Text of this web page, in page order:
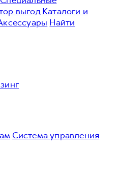
выгод Каталоги и
Найти
Система управления